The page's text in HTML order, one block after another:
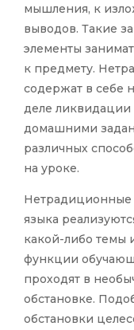
мышления, к
выводов. Такие
элементы
к предмету.
содержат в себе
деле ликвидации
домашними
различных
на уроке.
Нетрадиционные
языка
какой-либо темы
функции
проходят в
обстановке.
обстановки